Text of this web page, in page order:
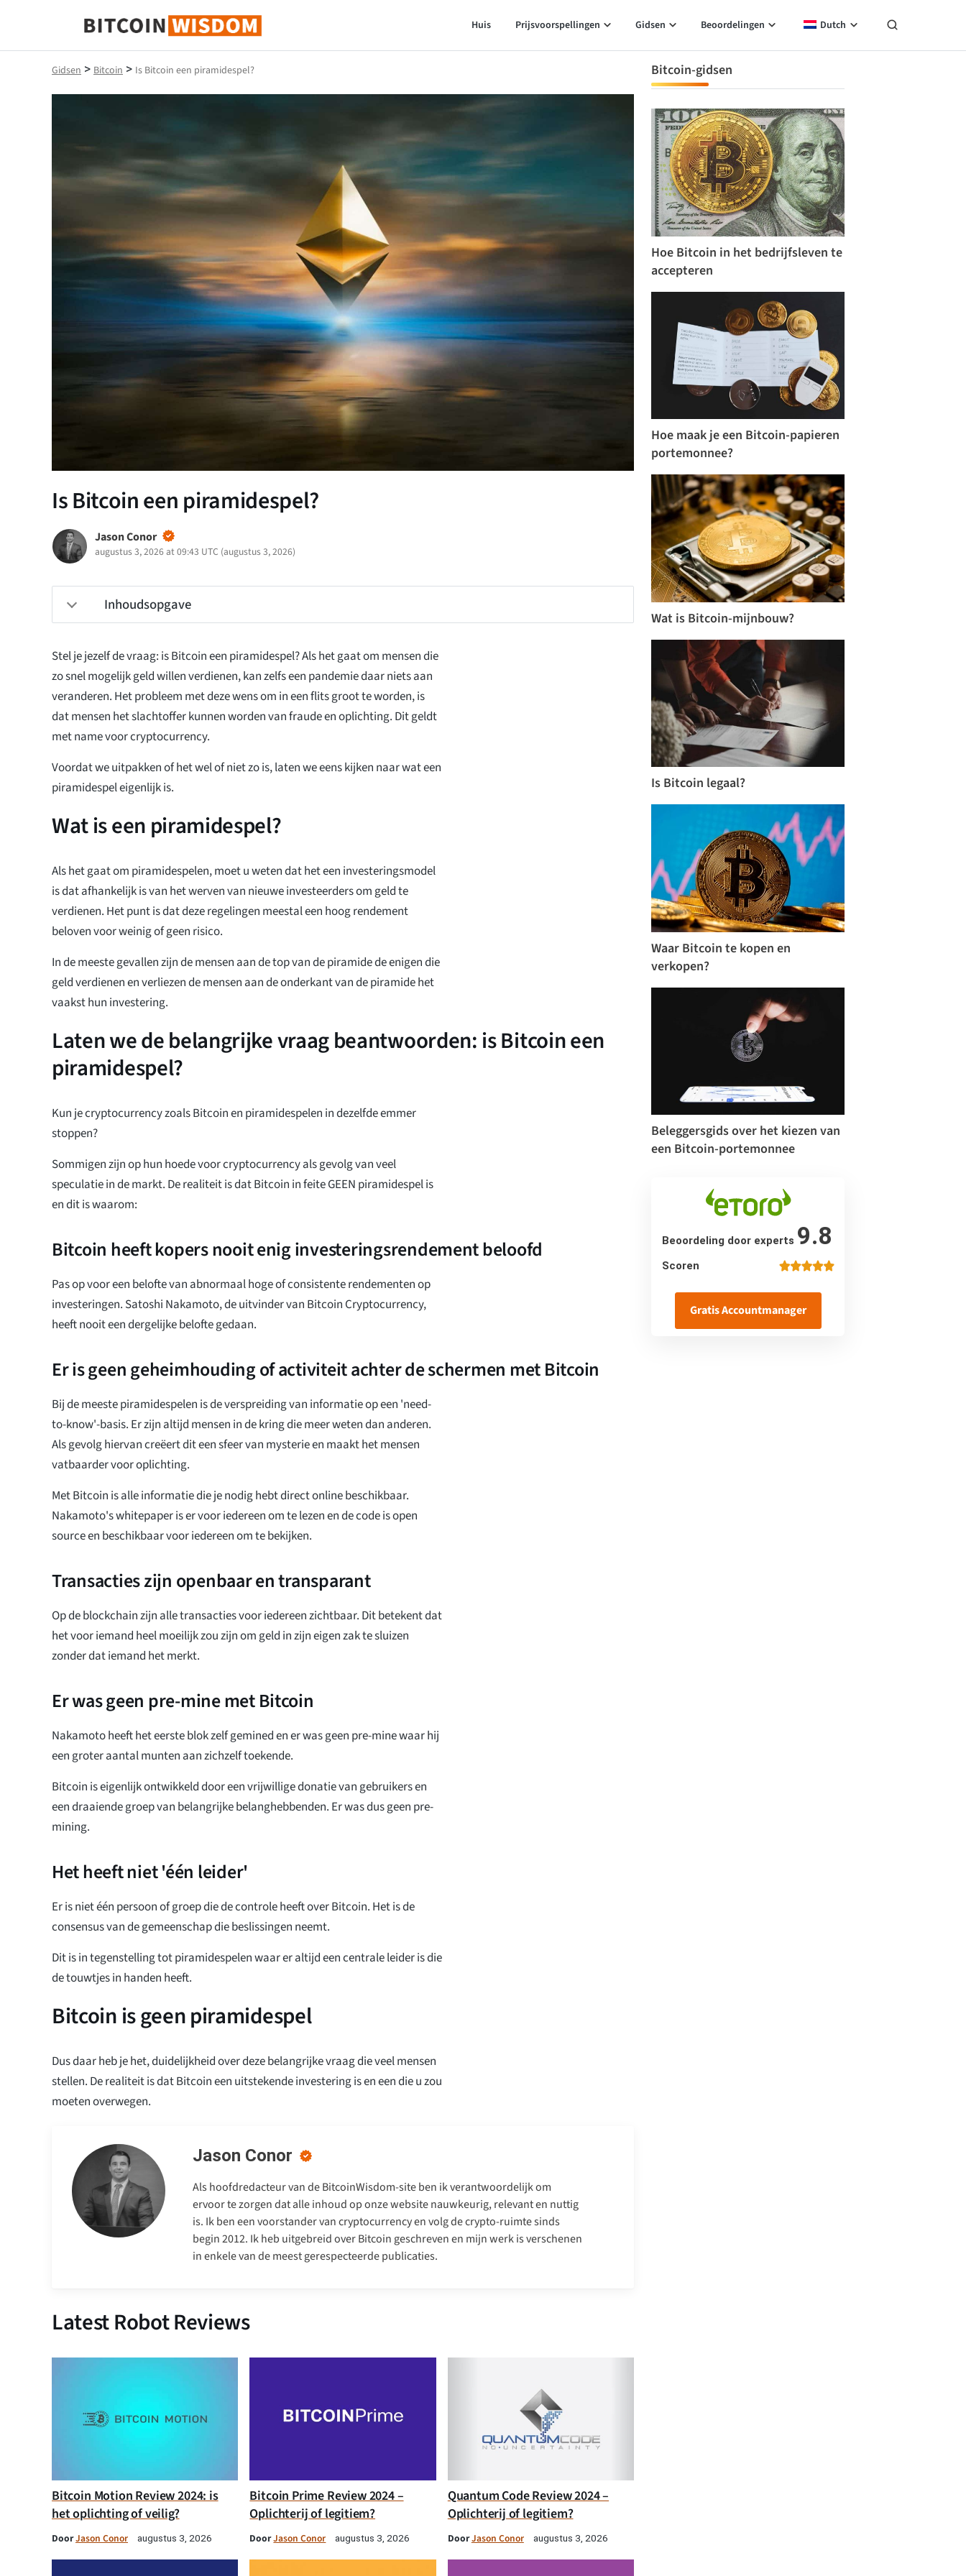
Bitcoin-wijsheid
Huis Prijsvoorspellingen Gidsen Beoordelingen Dutch
Gidsen > Bitcoin > Is Bitcoin een piramidespel?
Is Bitcoin een piramidespel?
Jason Conor
augustus 3, 2026 at 09:43 UTC (augustus 3, 2026)
Inhoudsopgave
Stel je jezelf de vraag: is Bitcoin een piramidespel? Als het gaat om mensen die
zo snel mogelijk geld willen verdienen, kan zelfs een pandemie daar niets aan
veranderen. Het probleem met deze wens om in een flits groot te worden, is
dat mensen het slachtoffer kunnen worden van fraude en oplichting. Dit geldt
met name voor cryptocurrency.
Voordat we uitpakken of het wel of niet zo is, laten we eens kijken naar wat een
piramidespel eigenlijk is.
Wat is een piramidespel?
Als het gaat om piramidespelen, moet u weten dat het een investeringsmodel
is dat afhankelijk is van het werven van nieuwe investeerders om geld te
verdienen. Het punt is dat deze regelingen meestal een hoog rendement
beloven voor weinig of geen risico.
In de meeste gevallen zijn de mensen aan de top van de piramide de enigen die
geld verdienen en verliezen de mensen aan de onderkant van de piramide het
vaakst hun investering.
Laten we de belangrijke vraag beantwoorden: is Bitcoin een
piramidespel?
Kun je cryptocurrency zoals Bitcoin en piramidespelen in dezelfde emmer
stoppen?
Sommigen zijn op hun hoede voor cryptocurrency als gevolg van veel
speculatie in de markt. De realiteit is dat Bitcoin in feite GEEN piramidespel is
en dit is waarom:
Bitcoin heeft kopers nooit enig investeringsrendement beloofd
Pas op voor een belofte van abnormaal hoge of consistente rendementen op
investeringen. Satoshi Nakamoto, de uitvinder van Bitcoin Cryptocurrency,
heeft nooit een dergelijke belofte gedaan.
Er is geen geheimhouding of activiteit achter de schermen met Bitcoin
Bij de meeste piramidespelen is de verspreiding van informatie op een 'need-
to-know'-basis. Er zijn altijd mensen in de kring die meer weten dan anderen.
Als gevolg hiervan creëert dit een sfeer van mysterie en maakt het mensen
vatbaarder voor oplichting.
Met Bitcoin is alle informatie die je nodig hebt direct online beschikbaar.
Nakamoto's whitepaper is er voor iedereen om te lezen en de code is open
source en beschikbaar voor iedereen om te bekijken.
Transacties zijn openbaar en transparant
Op de blockchain zijn alle transacties voor iedereen zichtbaar. Dit betekent dat
het voor iemand heel moeilijk zou zijn om geld in zijn eigen zak te sluizen
zonder dat iemand het merkt.
Er was geen pre-mine met Bitcoin
Nakamoto heeft het eerste blok zelf gemined en er was geen pre-mine waar hij
een groter aantal munten aan zichzelf toekende.
Bitcoin is eigenlijk ontwikkeld door een vrijwillige donatie van gebruikers en
een draaiende groep van belangrijke belanghebbenden. Er was dus geen pre-
mining.
Het heeft niet 'één leider'
Er is niet één persoon of groep die de controle heeft over Bitcoin. Het is de
consensus van de gemeenschap die beslissingen neemt.
Dit is in tegenstelling tot piramidespelen waar er altijd een centrale leider is die
de touwtjes in handen heeft.
Bitcoin is geen piramidespel
Dus daar heb je het, duidelijkheid over deze belangrijke vraag die veel mensen
stellen. De realiteit is dat Bitcoin een uitstekende investering is en een die u zou
moeten overwegen.
Jason Conor
Als hoofdredacteur van de BitcoinWisdom-site ben ik verantwoordelijk om
ervoor te zorgen dat alle inhoud op onze website nauwkeurig, relevant en nuttig
is. Ik ben een voorstander van cryptocurrency en volg de crypto-ruimte sinds
begin 2012. Ik heb uitgebreid over Bitcoin geschreven en mijn werk is verschenen
in enkele van de meest gerespecteerde publicaties.
Latest Robot Reviews
Bitcoin Motion Review 2024: is
het oplichting of veilig?
DoorJason Conor augustus 3, 2026
Bitcoin Prime Review 2024 –
Oplichterij of legitiem?
DoorJason Conor augustus 3, 2026
Quantum Code Review 2024 –
Oplichterij of legitiem?
DoorJason Conor augustus 3, 2026
Bitcoin-gidsen
Hoe Bitcoin in het bedrijfsleven te
accepteren
Hoe maak je een Bitcoin-papieren
portemonnee?
Wat is Bitcoin-mijnbouw?
Is Bitcoin legaal?
Waar Bitcoin te kopen en
verkopen?
Beleggersgids over het kiezen van
een Bitcoin-portemonnee
Beoordeling door experts 9.8
Scoren
Gratis Accountmanager